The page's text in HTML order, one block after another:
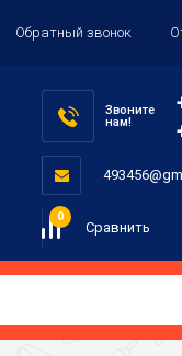
Обратный звонок
Звоните
нам!
Сравнить
0